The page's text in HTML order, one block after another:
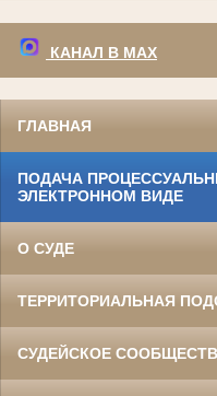
КАНАЛ В МАХ
ГЛАВНАЯ
ПОДАЧА
ЭЛЕКТРОННОМ ВИДЕ
О СУДЕ
ТЕРРИТОРИАЛЬНАЯ
СУДЕЙСКОЕ